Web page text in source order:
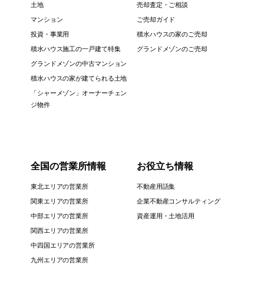
土地
マンション
投資・事業用
積水ハウス施工の一戸建て特集
グランドメゾンの中古マンション
積水ハウスの家が建てられる土地
「シャーメゾン」オーナーチェン
ジ物件
売却査定・ご相談
ご売却ガイド
積水ハウスの家のご売却
グランドメゾンのご売却
全国の営業所情報
東北エリアの営業所
関東エリアの営業所
中部エリアの営業所
関西エリアの営業所
中四国エリアの営業所
九州エリアの営業所
お役立ち情報
不動産用語集
企業不動産コンサルティング
資産運用・土地活用